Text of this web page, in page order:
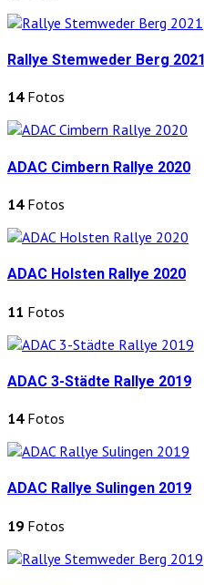
Rallye Stemweder Berg 2021
14Fotos
ADAC Cimbern Rallye 2020
14Fotos
ADAC Holsten Rallye 2020
11 Fotos
ADAC 3-Städte Rallye 2019
14Fotos
ADAC Rallye Sulingen 2019
19 Fotos